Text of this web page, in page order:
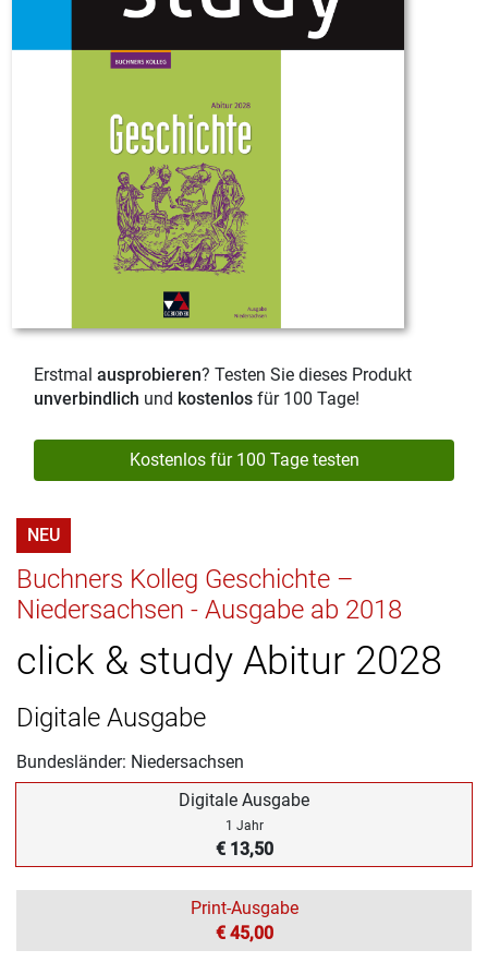
Erstmal ausprobieren? Testen Sie dieses Produkt
unverbindlich und kostenlos für 100 Tage!
Kostenlos für 100 Tage testen
NEU
Buchners Kolleg Geschichte –
Niedersachsen - Ausgabe ab 2018
click & study Abitur 2028
Digitale Ausgabe
Bundesländer: Niedersachsen
Digitale Ausgabe
1 Jahr
€ 13,50
Print-Ausgabe
€ 45,00